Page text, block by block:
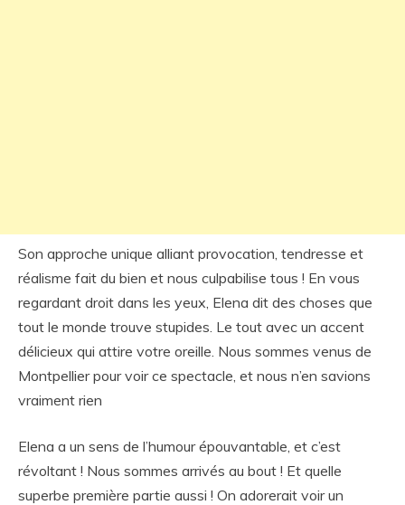
Son approche unique alliant provocation, tendresse et
réalisme fait du bien et nous culpabilise tous ! En vous
regardant droit dans les yeux, Elena dit des choses que
tout le monde trouve stupides. Le tout avec un accent
délicieux qui attire votre oreille. Nous sommes venus de
Montpellier pour voir ce spectacle, et nous n’en savions
vraiment rien
Elena a un sens de l’humour épouvantable, et c’est
révoltant ! Nous sommes arrivés au bout ! Et quelle
superbe première partie aussi ! On adorerait voir un